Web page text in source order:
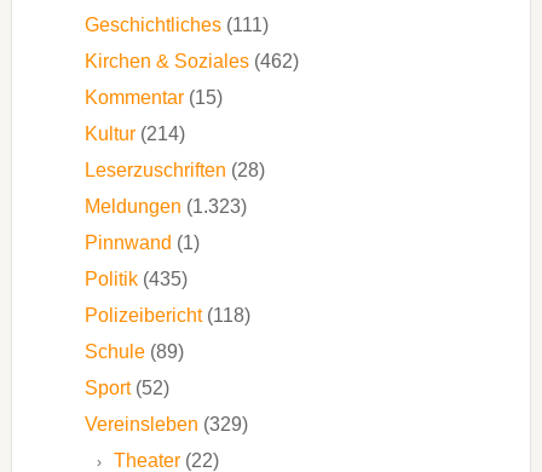
Geschichtliches(111)
Kirchen & Soziales(462)
Kommentar(15)
Kultur(214)
Leserzuschriften (28)
Meldungen (1.323)
Pinnwand (1)
Politik(435)
Polizeibericht(118)
Schule(89)
Sport(52)
Vereinsleben (329)
Theater(22)